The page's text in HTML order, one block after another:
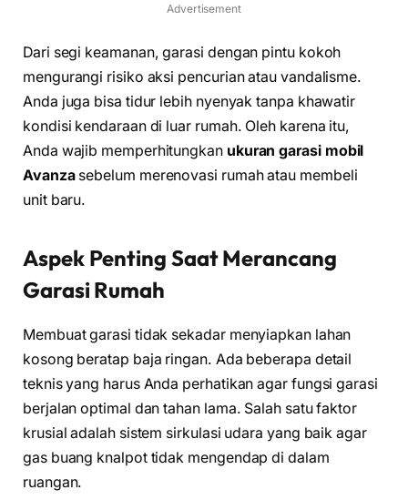
Advertisement
Dari segi keamanan, garasi dengan pintu kokoh
mengurangi risiko aksi pencurian atau vandalisme.
Anda juga bisa tidur lebih nyenyak tanpa khawatir
kondisi kendaraan di luar rumah. Oleh karena itu,
Anda wajib memperhitungkan ukuran garasi mobil
Avanzasebelum merenovasi rumah atau membeli
unit baru.
Aspek Penting Saat Merancang
Garasi Rumah
Membuat garasi tidak sekadar menyiapkan lahan
kosong beratap baja ringan. Ada beberapa detail
teknis yang harus Anda perhatikan agar fungsi garasi
berjalan optimal dan tahan lama. Salah satu faktor
krusial adalah sistem sirkulasi udara yang baik agar
gas buang knalpot tidak mengendap di dalam
ruangan.